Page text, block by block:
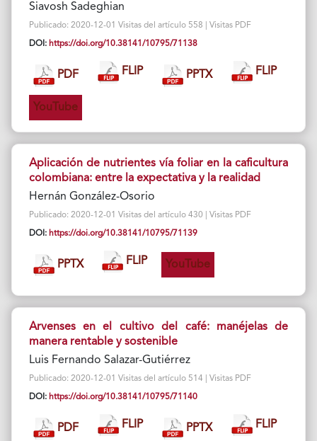
Siavosh Sadeghian
Publicado: 2020-12-01 Visitas del artículo 558 | Visitas PDF
DOI: https://doi.org/10.38141/10795/71138
PDF FLIP PPTX FLIP
YouTube
Aplicación de nutrientes vía foliar en la caficultura
colombiana: entre la expectativa y la realidad
Hernán González-Osorio
Publicado: 2020-12-01 Visitas del artículo 430 | Visitas PDF
DOI: https://doi.org/10.38141/10795/71139
PPTX FLIP YouTube
Arvenses en el cultivo del café: manéjelas de
manera rentable y sostenible
Luis Fernando Salazar-Gutiérrez
Publicado: 2020-12-01 Visitas del artículo 514 | Visitas PDF
DOI: https://doi.org/10.38141/10795/71140
PDF FLIP PPTX FLIP